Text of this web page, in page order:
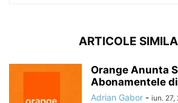
ARTICOLE
Orange Anunta
Abonamentele
Adrian Gabor - iun. 27,